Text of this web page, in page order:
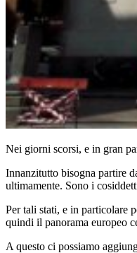
Nei giorni scorsi, e in gran
Innanzitutto bisogna partire
ultimamente. Sono i
Per tali stati, e in particolare
quindi il panorama europeo
A questo ci possiamo